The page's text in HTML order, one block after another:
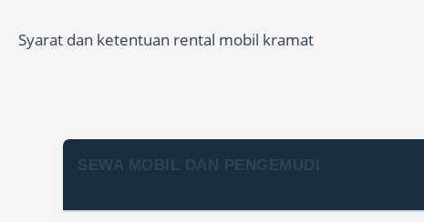
Syarat dan ketentuan rental mobil kramat
SEWA MOBIL DAN PENGEMUDI